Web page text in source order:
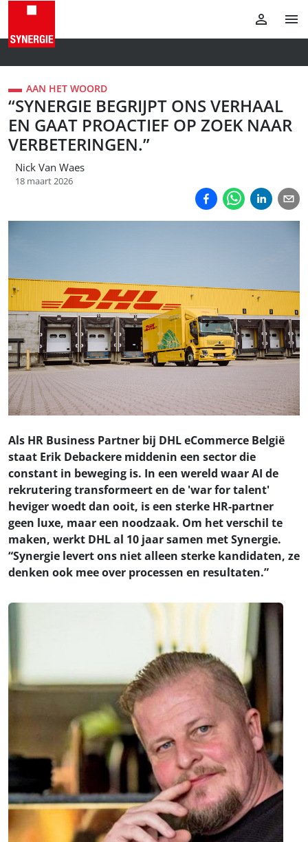
AAN HET WOORD
“SYNERGIE BEGRIJPT ONS VERHAAL
EN GAAT PROACTIEF OP ZOEK NAAR
VERBETERINGEN.”
Nick Van Waes
18 maart 2026
Als HR Business Partner bij DHL eCommerce België
staat Erik Debackere middenin een sector die
constant in beweging is. In een wereld waar AI de
rekrutering transformeert en de 'war for talent'
heviger woedt dan ooit, is een sterke HR-partner
geen luxe, maar een noodzaak. Om het verschil te
maken, werkt DHL al 10 jaar samen met Synergie.
“Synergie levert ons niet alleen sterke kandidaten, ze
denken ook mee over processen en resultaten.”